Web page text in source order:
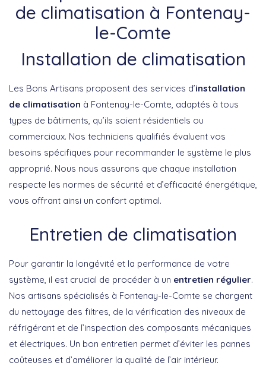
de climatisation à Fontenay-
le-Comte
Installation de climatisation
Les Bons Artisans proposent des services d’installation
de climatisation à Fontenay-le-Comte, adaptés à tous
types de bâtiments, qu’ils soient résidentiels ou
commerciaux. Nos techniciens qualifiés évaluent vos
besoins spécifiques pour recommander le système le plus
approprié. Nous nous assurons que chaque installation
respecte les normes de sécurité et d’efficacité énergétique,
vous offrant ainsi un confort optimal.
Entretien de climatisation
Pour garantir la longévité et la performance de votre
système, il est crucial de procéder à un entretien régulier.
Nos artisans spécialisés à Fontenay-le-Comte se chargent
du nettoyage des filtres, de la vérification des niveaux de
réfrigérant et de l’inspection des composants mécaniques
et électriques. Un bon entretien permet d’éviter les pannes
coûteuses et d’améliorer la qualité de l’air intérieur.